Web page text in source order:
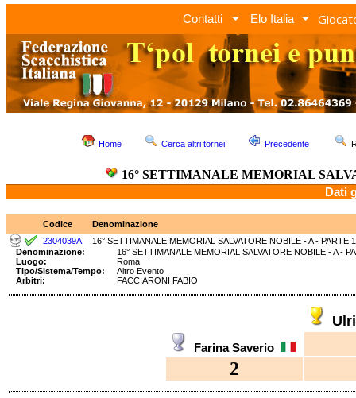
Contatti Elo Italia
Home Cerca altri tornei Precedente
16° SETTIMANALE MEMORIAL
Dati
Codice
Denominazione
2304039A
16° SETTIMANALE MEMORIAL SALVATORE NOBILE - A - PARTE 1
Denominazione:
16° SETTIMANALE MEMORIAL SALVATORE NOBILE -
Luogo:
Roma
Tipo/Sistema/Tempo:
Altro Evento
Arbitri:
FACCIARONI FABIO
Farina Saverio
2